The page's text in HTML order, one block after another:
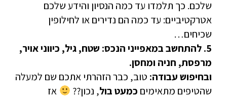
שלכם. כך תלמדו עד כמה הנסיון והידע שלכם
אטרקטיביים: עד כמה הם נדירים או לחילופין
שכיחים…
5. להתחשב במאפייני הנכס: שטח, גיל, כיווני אויר,
מרפסת, חניה ומחסן.
ובחיפוש עבודה: טוב, כבר הזהרתי אתכם שם למעלה
שהטיפים מתאימים כמעט בול, נכון??
אז